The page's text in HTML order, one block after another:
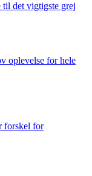
det vigtigste grej
oplevelse for hele
forskel for